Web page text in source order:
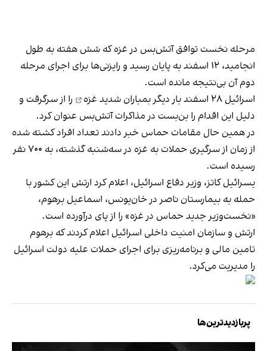
مرحله نخست توافق آتش‌بس در غزه که شش هفته به طول
انجامید، ۱۲ اسفند به پایان رسید و رایزنی‌ها برای اجرای مرحله
دوم آن بی‌نتیجه مانده است.
اسرائیل ۲۸ اسفند بار دیگر
بمباران شدید غزه
را از سرگرفت و
دلیل این اقدام را بن‌بست در مذاکرات آتش‌بس عنوان کرد.
در همین حال مقامات حماس خبر دادند تعداد افراد کشته شده
از زمان از سرگیری حملات به غزه در سه‌شنبه گذشته، به ۷۰۰ نفر
رسیده است.
یسرائیل کاتز، وزیر دفاع اسرائیل، اعلام کرد ارتش این کشور با
حمله به بیمارستان ناصر در خان‌یونس، اسماعیل برهوم،
«نخست‌وزیر جدید حماس در غزه» را از پای درآورده است.
ارتش و سازمان امنیت داخلی اسرائیل اعلام کردند که برهوم
تامین مالی و برنامه‌ریزی برای اجرای حملات علیه دولت اسرائیل
را مدیریت می‌کرد.
پربازدیدترین‌ها